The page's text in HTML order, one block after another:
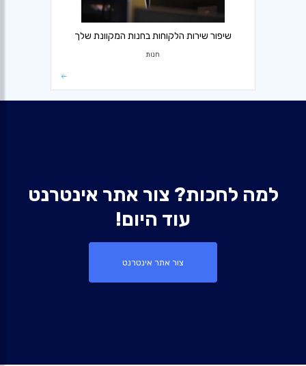
שיפור שירות הלקוחות בחנות המקוונת שלך
חנות
למה לחכות? צור אתר אינטרנט
עוד היום!
צור אתר אינטרנט